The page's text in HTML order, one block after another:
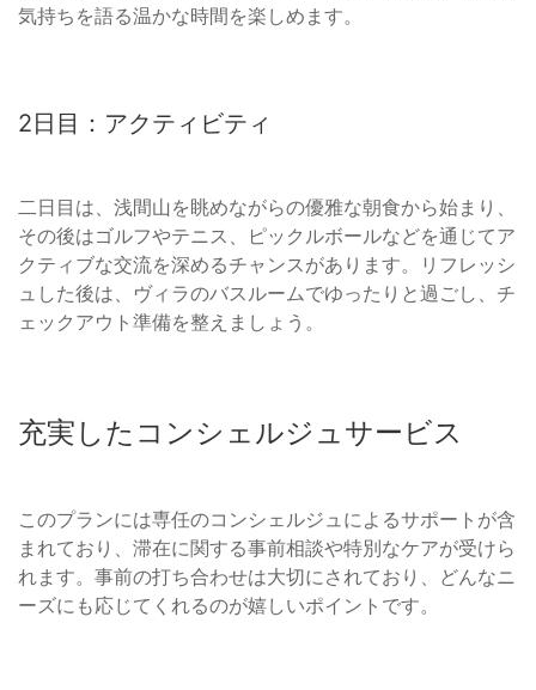
気持ちを語る温かな時間を楽しめます。
2日目：アクティビティ
二日目は、浅間山を眺めながらの優雅な朝食から始まり、
その後はゴルフやテニス、ピックルボールなどを通じてア
クティブな交流を深めるチャンスがあります。リフレッシ
ュした後は、ヴィラのバスルームでゆったりと過ごし、チ
ェックアウト準備を整えましょう。
充実したコンシェルジュサービス
このプランには専任のコンシェルジュによるサポートが含
まれており、滞在に関する事前相談や特別なケアが受けら
れます。事前の打ち合わせは大切にされており、どんなニ
ーズにも応じてくれるのが嬉しいポイントです。